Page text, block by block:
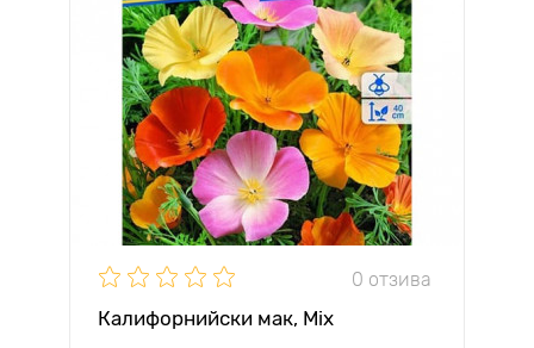
0 отзива
Калифорнийски мак, Mix